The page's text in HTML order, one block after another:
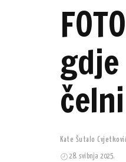
Kate Šutalo
28. svibnja 2025.